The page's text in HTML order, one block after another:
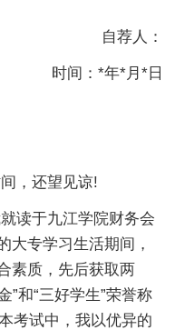
自荐人：
时间：*年*月*日
，还望见谅!
读于九江学院财务会
大专学习生活期间，
素质，先后获取两
”和“三好学生”荣誉称
考试中，我以优异的